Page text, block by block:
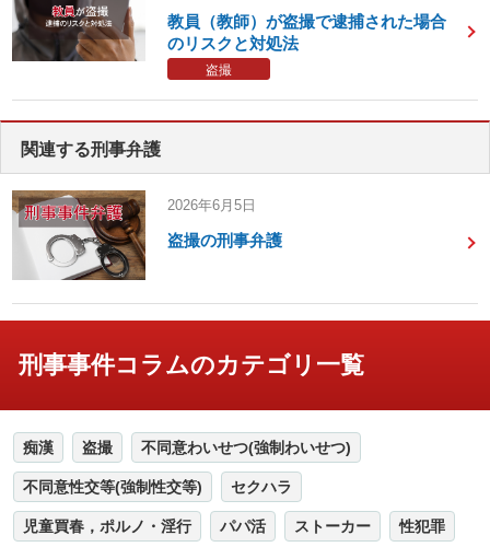
教員（教師）が盗撮で逮捕された場合
のリスクと対処法
盗撮
関連する刑事弁護
2026年6月5日
盗撮の刑事弁護
刑事事件コラムのカテゴリ一覧
痴漢 盗撮 不同意わいせつ(強制わいせつ)
不同意性交等(強制性交等) セクハラ
児童買春，ポルノ・淫行 パパ活 ストーカー 性犯罪